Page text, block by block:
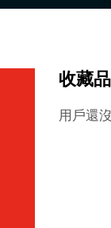
收藏品
用戶還